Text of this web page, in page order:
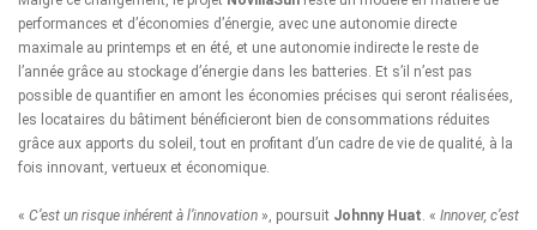
performances et d’économies d’énergie, avec une autonomie directe
maximale au printemps et en été, et une autonomie indirecte le reste de
l’année grâce au stockage d’énergie dans les batteries. Et s’il n’est pas
possible de quantifier en amont les économies précises qui seront réalisées,
les locataires du bâtiment bénéficieront bien de consommations réduites
grâce aux apports du soleil, tout en profitant d’un cadre de vie de qualité, à la
fois innovant, vertueux et économique.
« C’est un risque inhérent à l’innovation », poursuit Johnny Huat. « Innover, c’est